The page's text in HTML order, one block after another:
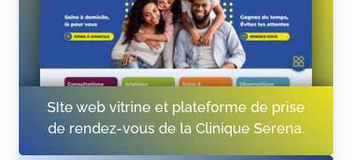
SIte web vitrine et plateforme de prise
de rendez-vous de la Clinique Serena.